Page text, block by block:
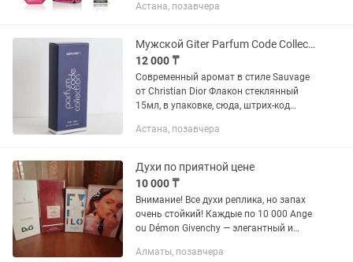
всего подходит для энергичной
Астана, позавчера
Мужской Giter Parfum Code Collection for men, 15ml
12 000 ₸
Современный аромат в стиле Sauvage
от Christian Dior Флакон стеклянный
15мл, в упаковке, сюда, штрих-код
розлив в Турции. ПАРФЮМЕРНАЯ
Астана, позавчера
Духи по приятной цене
10 000 ₸
Внимание! Все духи реплика, но запах
очень стойкий! Каждые по 10 000 Ange
ou Démon Givenchy — элегантный и
цветочным характером.(Без коробки )
Алматы, позавчера